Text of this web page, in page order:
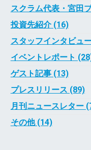
スクラム代表・宮田
投資先紹介 (16)
スタッフインタビュ
イベントレポート
ゲスト記事 (13)
プレスリリース (89)
月刊ニュースレター
その他 (14)